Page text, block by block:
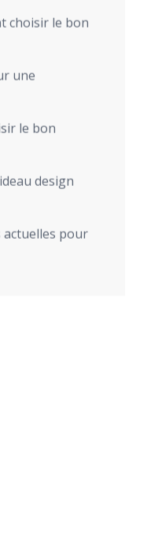
choisir le bon
une
le bon
design
actuelles pour